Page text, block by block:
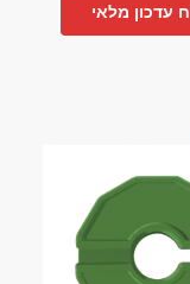
עדכון מלאי